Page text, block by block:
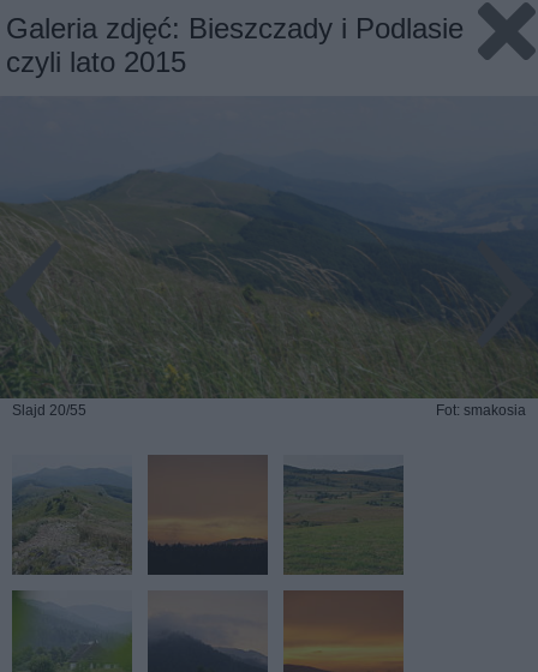
Galeria zdjęć: Bieszczady i Podlasie
czyli lato 2015
Slajd 20/55 Fot: smakosia